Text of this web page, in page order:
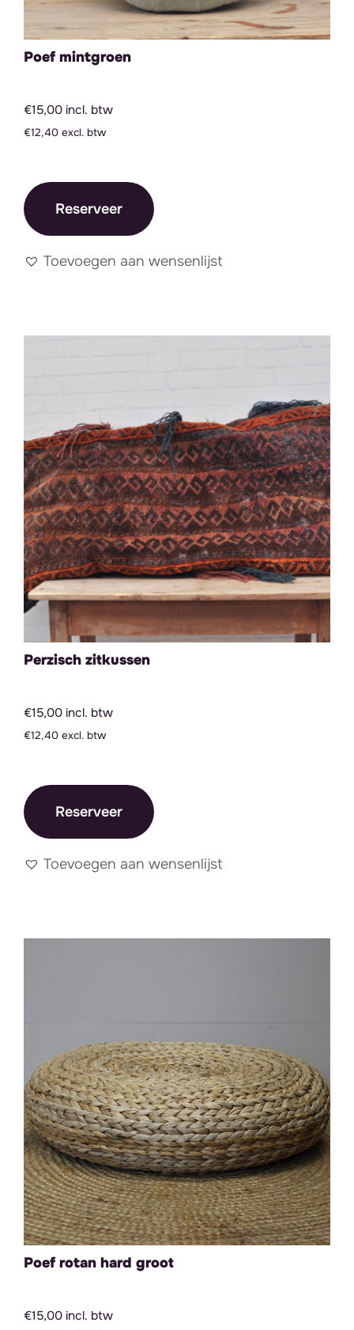
Poef mintgroen
€15,00 incl. btw
€12,40 excl. btw
Reserveer
Toevoegen aan wensenlijst
Perzisch zitkussen
€15,00 incl. btw
€12,40 excl. btw
Reserveer
Toevoegen aan wensenlijst
Poef rotan hard groot
€15,00 incl. btw